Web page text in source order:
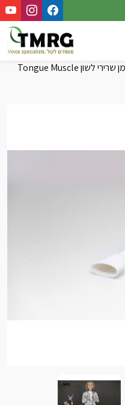
/ גלשון-מאמן שרירי לשון Tongue Muscle